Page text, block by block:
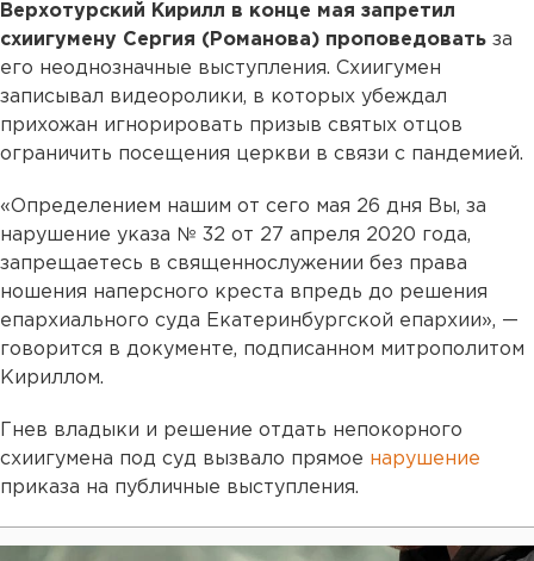
Верхотурский Кирилл в конце мая запретил
схиигумену Сергия (Романова) проповедовать за
его неоднозначные выступления. Схиигумен
записывал видеоролики, в которых убеждал
прихожан игнорировать призыв святых отцов
ограничить посещения церкви в связи с пандемией.
«Определением нашим от сего мая 26 дня Вы, за
нарушение указа № 32 от 27 апреля 2020 года,
запрещаетесь в священнослужении без права
ношения наперсного креста впредь до решения
епархиального суда Екатеринбургской епархии», —
говорится в документе, подписанном митрополитом
Кириллом.
Гнев владыки и решение отдать непокорного
схиигумена под суд вызвало прямое нарушение
приказа на публичные выступления.